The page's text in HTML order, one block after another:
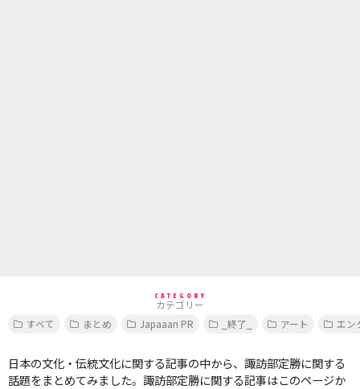
CATEGORY
カテゴリー
すべて
まとめ Japaaan PR _終了_ アート エン
日本の文化・伝統文化に関する記事の中から、諏訪部定勝に関する
話題をまとめてみました。諏訪部定勝に関する記事はこのページか